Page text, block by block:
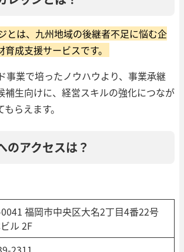
とは、九州地域の後継者不足に悩む企
成支援サービスです。
事業で培ったノウハウより、事業承継
補生向けに、経営スキルの強化につなが
らえます。
のアクセスは？
福岡市中央区大名2丁目4番22号
ル 2F